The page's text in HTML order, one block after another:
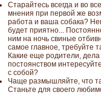
Старайтесь всегда и во
мнения при первой же
работа и ваша собака?
будет приятно...
ним на ночь свиные
самое главное, требуйте
Какие еще родители,
постоянством
с собой?
Чаще размышляйте, что
Станьте для своего